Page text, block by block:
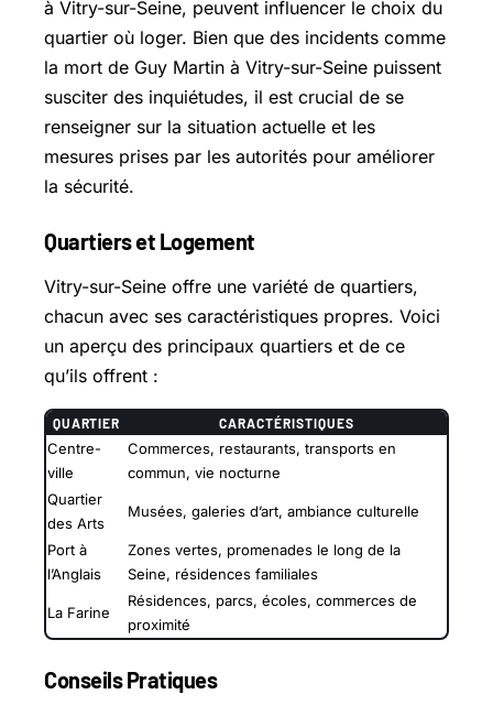
à Vitry-sur-Seine, peuvent influencer le choix du
quartier où loger. Bien que des incidents comme
la mort de Guy Martin à Vitry-sur-Seine puissent
susciter des inquiétudes, il est crucial de se
renseigner sur la situation actuelle et les
mesures prises par les autorités pour améliorer
la sécurité.
Quartiers et Logement
Vitry-sur-Seine offre une variété de quartiers,
chacun avec ses caractéristiques propres. Voici
un aperçu des principaux quartiers et de ce
qu’ils offrent :
QUARTIER CARACTÉRISTIQUES
Centre-
ville
Commerces, restaurants, transports en
commun, vie nocturne
Quartier
des Arts
Musées, galeries d’art, ambiance culturelle
Port à
l’Anglais
Zones vertes, promenades le long de la
Seine, résidences familiales
La Farine
Résidences, parcs, écoles, commerces de
proximité
Conseils Pratiques